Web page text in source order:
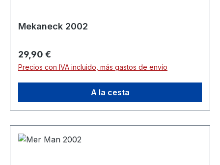
Mekaneck 2002
Precio normal:
29,90 €
Precios con IVA incluido, más gastos de envío
A la cesta